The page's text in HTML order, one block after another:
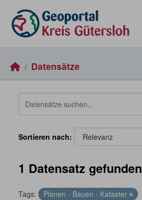
Datensätze
Sortieren nach
1 Datensatz gefunden
Tags: Planen - Bauen - Kataster